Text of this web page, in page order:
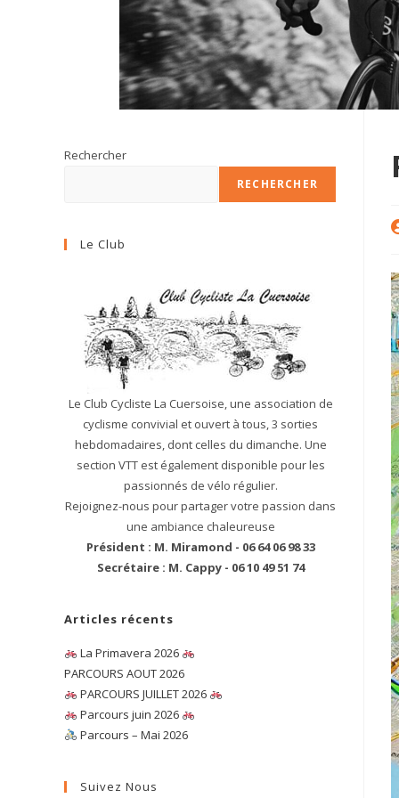
Rechercher
RECHERCHER
Le Club
Le Club Cycliste La Cuersoise, une association de
cyclisme convivial et ouvert à tous, 3 sorties
hebdomadaires, dont celles du dimanche. Une
section VTT est également disponible pour les
passionnés de vélo régulier.
Rejoignez-nous pour partager votre passion dans
une ambiance chaleureuse
Président : M. Miramond - 06 64 06 98 33
Secrétaire : M. Cappy - 06 10 49 51 74
Articles récents
La Primavera 2026
PARCOURS AOUT 2026
PARCOURS JUILLET 2026
Parcours juin 2026
Parcours – Mai 2026
Suivez Nous